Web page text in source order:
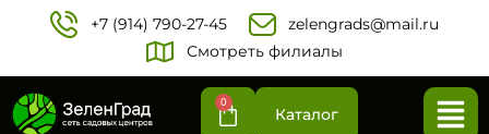
+7 (914) 790-27-45‬
zelengrads@mail.ru
Смотреть филиалы
0
Каталог